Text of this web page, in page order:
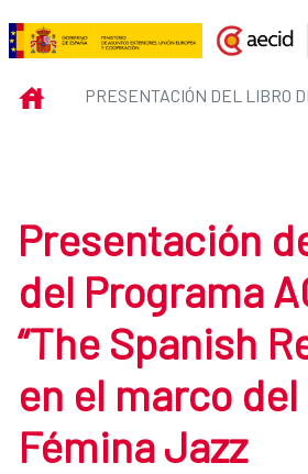
Saltar al contenido principal
Presentación del
INICIO
Presentación
del Programa
“The Spanish
en el marco
Fémina Jazz